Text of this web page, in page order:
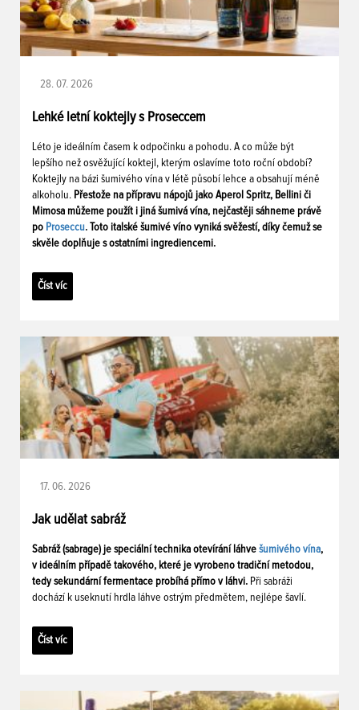
28. 07. 2026
Lehké letní koktejly s Proseccem
Léto je ideálním časem k odpočinku a pohodu. A co může být
lepšího než osvěžující koktejl, kterým oslavíme toto roční období?
Koktejly na bázi šumivého vína v létě působí lehce a obsahují méně
alkoholu. Přestože na přípravu nápojů jako Aperol Spritz, Bellini či
Mimosa můžeme použít i jiná šumivá vína, nejčastěji sáhneme právě
po Proseccu. Toto italské šumivé víno vyniká svěžestí, díky čemuž se
skvěle doplňuje s ostatními ingrediencemi.
Číst víc
17. 06. 2026
Jak udělat sabráž
Sabráž (sabrage) je speciální technika otevírání láhve šumivého vína,
v ideálním případě takového, které je vyrobeno tradiční metodou,
tedy sekundární fermentace probíhá přímo v láhvi. Při sabráži
dochází k useknutí hrdla láhve ostrým předmětem, nejlépe šavlí.
Číst víc